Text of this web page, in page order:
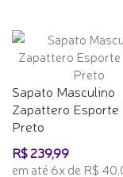
Sapato Masculino
Zapattero
Preto
R$ 239,99
em até 6x de R$